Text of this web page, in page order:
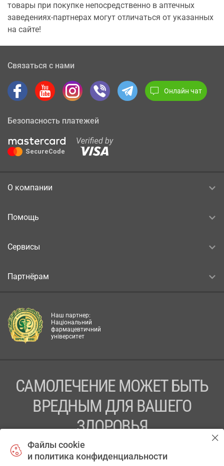
товары при покупке непосредственно в аптечных
заведениях-партнерах могут отличаться от указанных
на сайте!
Связаться с нами
Онлайн чат
Безопасность платежей
О компании
Помощь
Сервисы
Партнёрам
Наш партнер:
Національний
фармацевтичний
університет
САМОЛЕЧЕНИЕ МОЖЕТ БЫТЬ
ВРЕДНЫМ ДЛЯ ВАШЕГО
ЗДОРОВЬЯ
ПЕРЕД ПРИМЕНЕНИЕМ ПРЕПАРАТА
ПРОКОНСУЛЬТИРУЙТЕСЬ С ВРАЧОМ
Файлы cookie
и политика конфиденциальности